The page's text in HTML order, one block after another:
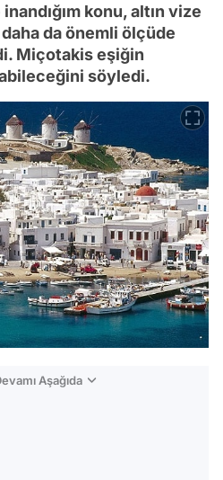
konu, altın vize
da önemli ölçüde
Miçotakis eşiğin
söyledi.
Aşağıda